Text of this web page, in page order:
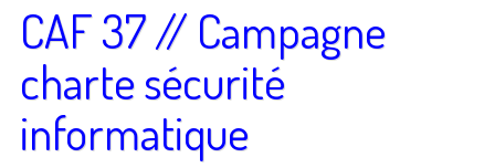
CAF 37 // Campagne
charte sécurité
informatique